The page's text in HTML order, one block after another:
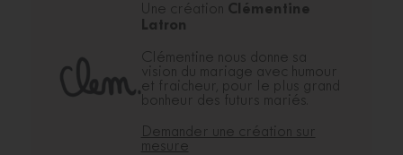
Une création Clémentine
Latron
Clémentine nous donne sa
vision du mariage avec humour
et fraicheur, pour le plus grand
bonheur des futurs mariés.
Demander une création sur
mesure